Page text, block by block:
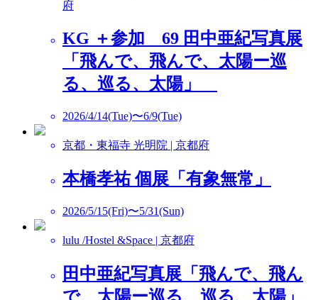
府
KG ＋参加 69 田中亜紀写真展
「飛んで、飛んで、太陽ー巡
る、巡る、太陽」
2026/4/14(Tue)〜6/9(Tue)
京都・東福寺 光明院 | 京都府
本橋孝祐 個展「有象無常」
2026/5/15(Fri)〜5/31(Sun)
lulu /Hostel &Space | 京都府
田中亜紀写真展「飛んで、飛ん